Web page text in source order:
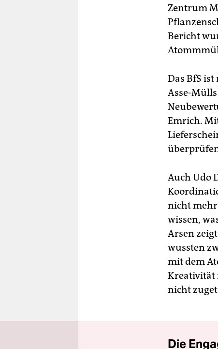
Zentrum
Bericht
Das BfS
Asse-
Emrich.
Auch Udo
nicht
wissen,
Arsen
wussten
mit dem
Kreativität
nicht
Die